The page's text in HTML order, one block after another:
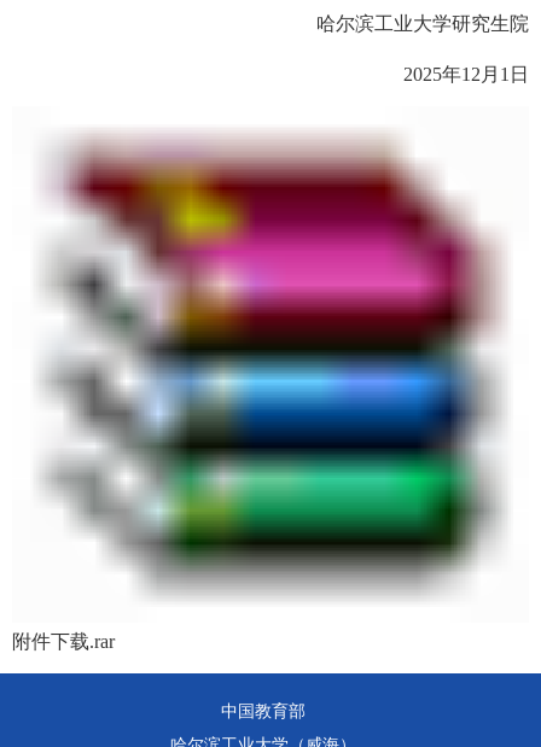
哈尔滨工业大学研究生院
2025年1 2 月 1 日
附件下载.rar
中国教育部